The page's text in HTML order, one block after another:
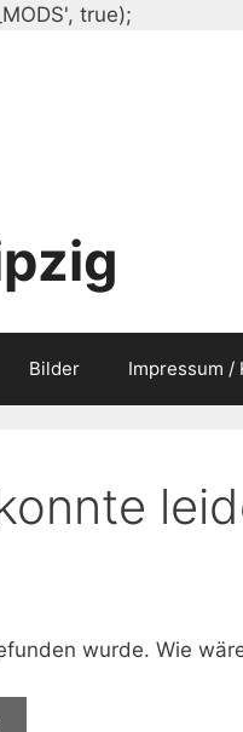
true);
Bilder Impressum /
wurde. Wie